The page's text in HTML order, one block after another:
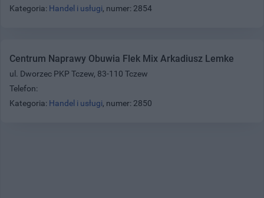
Kategoria: Handel i usługi, numer: 2854
Centrum Naprawy Obuwia Flek Mix Arkadiusz Lemke
ul. Dworzec PKP Tczew, 83-110 Tczew
Telefon:
Kategoria: Handel i usługi, numer: 2850